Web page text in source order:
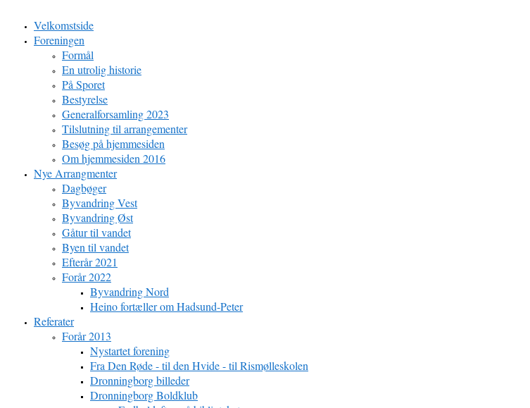
Velkomstside
Foreningen
Formål
En utrolig historie
På Sporet
Bestyrelse
Generalforsamling 2023
Tilslutning til arrangementer
Besøg på hjemmesiden
Om hjemmesiden 2016
Nye Arrangmenter
Dagbøger
Byvandring Vest
Byvandring Øst
Gåtur til vandet
Byen til vandet
Efterår 2021
Forår 2022
Byvandring Nord
Heino fortæller om Hadsund-Peter
Referater
Forår 2013
Nystartet forening
Fra Den Røde - til den Hvide - til Rismølleskolen
Dronningborg billeder
Dronningborg Boldklub